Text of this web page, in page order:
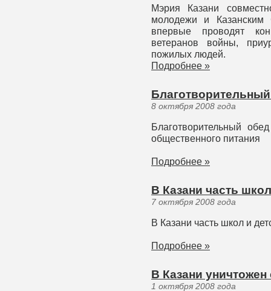
Мэрия Казани
молодежи и Казанским
впервые проводят
ветеранов войны,
пожилых людей.
Подробнее »
8 октября 2008 года
Благотворительный
общественного питания
Подробнее »
В Казани часть
7 октября 2008 года
В Казани часть школ и
Подробнее »
В Казани
1 октября 2008 года